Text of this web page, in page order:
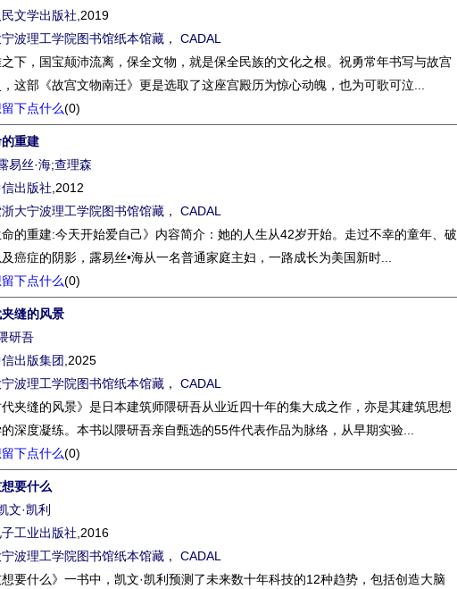
民文学出版社 ,2019
波理工学院图书馆纸本馆藏 ， CADAL
之下，国宝颠沛流离，保全文物，就是保全民族的文化之根。祝勇常年书写与故宫
这部《故宫文物南迁》更是选取了这座宫殿历为惊心动魄，也为可歌可泣...
下点什么(0)
重建
易丝·海;查理森
出版社 ,2012
大宁波理工学院图书馆馆藏 ， CADAL
命的重建:今天开始爱自己》内容简介：她的人生从42岁开始。走过不幸的童年、破
癌症的阴影，露易丝•海从一名普通家庭主妇，一路成长为美国新时...
下点什么(0)
缝的风景
研吾
出版集团 ,2025
波理工学院图书馆纸本馆藏 ， CADAL
代夹缝的风景》是日本建筑师隈研吾从业近四十年的集大成之作，亦是其建筑思想
深度凝练。本书以隈研吾亲自甄选的55件代表作品为脉络，从早期实验...
下点什么(0)
要什么
文·凯利
子工业出版社 ,2016
波理工学院图书馆纸本馆藏 ， CADAL
要什么》一书中，凯文·凯利预测了未来数十年科技的12种趋势，包括创造大脑